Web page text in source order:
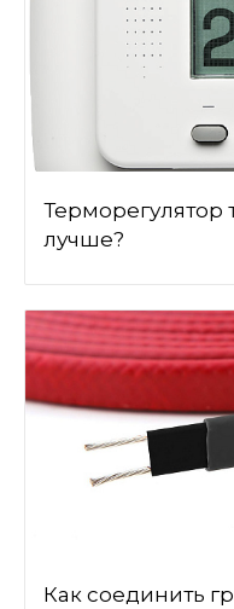
Терморегулятор
лучше?
Как соединить